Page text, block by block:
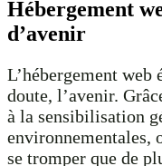
Hébergement
d’avenir
L’hébergement web
doute, l’avenir.
à la sensibilisation
environnementales,
se tromper que de